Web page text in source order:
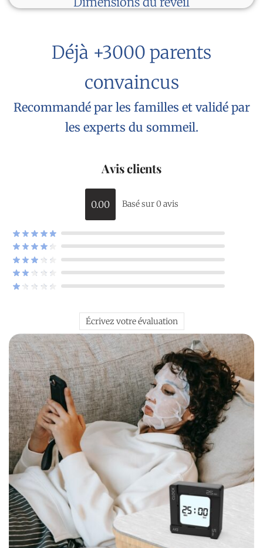
Déjà +3000 parents
convaincus
Recommandé par les familles et validé par
les experts du sommeil.
Avis clients
0.00 Basé sur 0 avis
Écrivez votre évaluation